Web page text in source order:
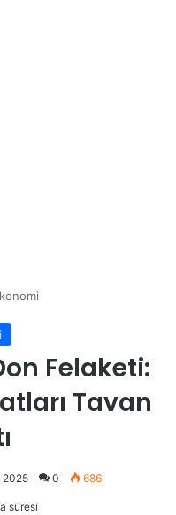
Felaketi:
Tavan
2025 0 686
süresi